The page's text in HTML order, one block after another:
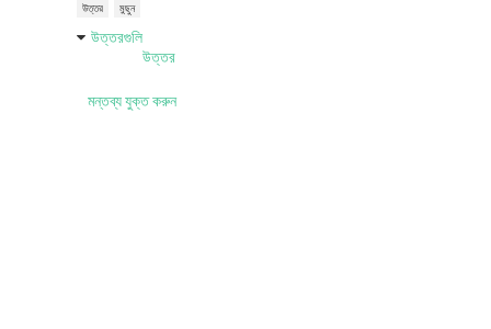
উত্তর মুছুন
উত্তরগুলি
উত্তর
মন্তব্য যুক্ত করুন